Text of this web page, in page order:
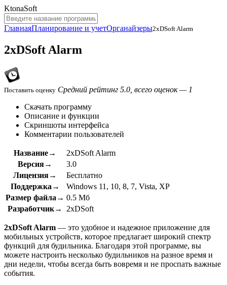
KtonaSoft
ГлавнаяПланирование и учетОрганайзеры2xDSoft Alarm
2xDSoft Alarm
Поставить оценку Средний рейтинг 5.0, всего оценок — 1
Скачать программу
Описание и функции
Скриншоты интерфейса
Комментарии пользователей
Название→
2xDSoft Alarm
Версия→
3.0
Лицензия→
Бесплатно
Поддержка→
Windows 11, 10, 8, 7, Vista, XP
Размер файла→ 0.5 Мб
Разработчик→
2xDSoft
2xDSoft Alarm — это удобное и надежное приложение для
мобильных устройств, которое предлагает широкий спектр
функций для будильника. Благодаря этой программе, вы
можете настроить несколько будильников на разное время и
дни недели, чтобы всегда быть вовремя и не проспать важные
события.